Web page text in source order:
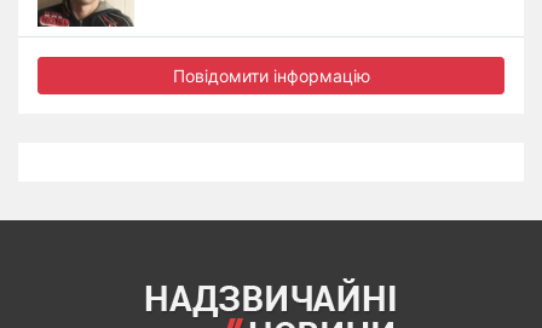
Повідомити інформацію